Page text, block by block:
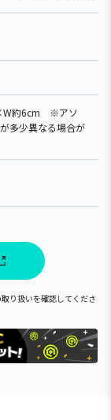
約6cm ※アソ
多少異なる場合が
り扱いを確認してくださ